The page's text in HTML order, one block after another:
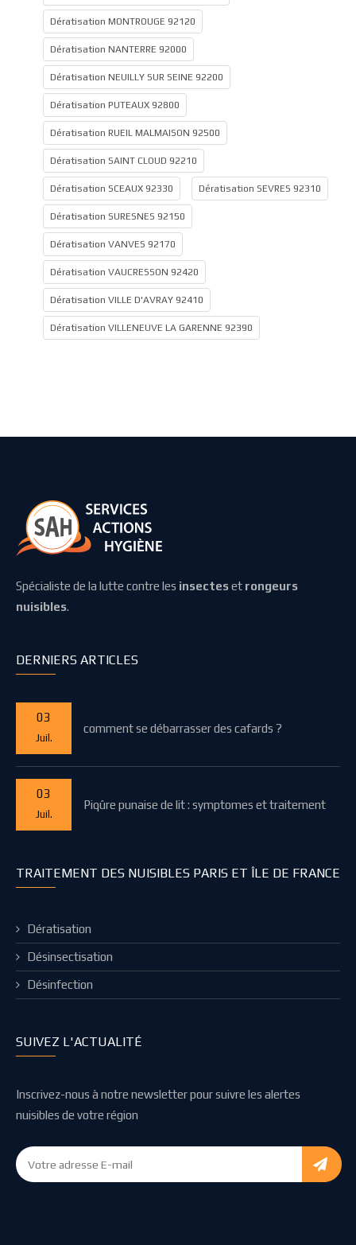
Dératisation MONTROUGE 92120
Dératisation NANTERRE 92000
Dératisation NEUILLY SUR SEINE 92200
Dératisation PUTEAUX 92800
Dératisation RUEIL MALMAISON 92500
Dératisation SAINT CLOUD 92210
Dératisation SCEAUX 92330 Dératisation SEVRES 92310
Dératisation SURESNES 92150
Dératisation VANVES 92170
Dératisation VAUCRESSON 92420
Dératisation VILLE D'AVRAY 92410
Dératisation VILLENEUVE LA GARENNE 92390
Spécialiste de la lutte contre les insecteset rongeurs
nuisibles.
DERNIERS ARTICLES
03
Juil.
comment se débarrasser des cafards ?
03
Juil.
Piqûre punaise de lit : symptomes et traitement
TRAITEMENT DES NUISIBLES PARIS ET ÎLE DE FRANCE
Dératisation
Désinsectisation
Désinfection
SUIVEZ L'ACTUALITÉ
Inscrivez-nous à notre newsletter pour suivre les alertes
nuisibles de votre région